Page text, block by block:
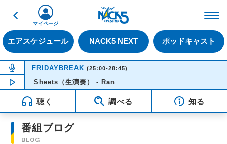
戻る
エアスケジュール NACK5 NEXT ポッドキャスト
マイページ
NOW ON AIR
FRIDAYBREAK (25:00-28:45)
NOW PLAYING03:06
Sheets（生演奏） - Ran
聴く 調べる 知る
番組ブログ
BLOG